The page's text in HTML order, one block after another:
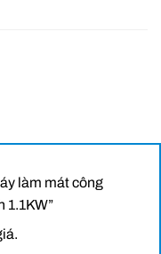
làm mát công
1.1KW”